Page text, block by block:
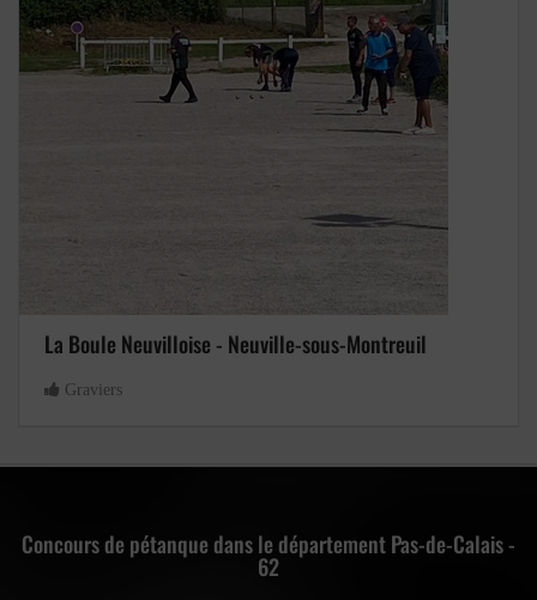
La Boule Neuvilloise - Neuville-sous-Montreuil
Graviers
Concours de pétanque dans le département Pas-de-Calais -
62